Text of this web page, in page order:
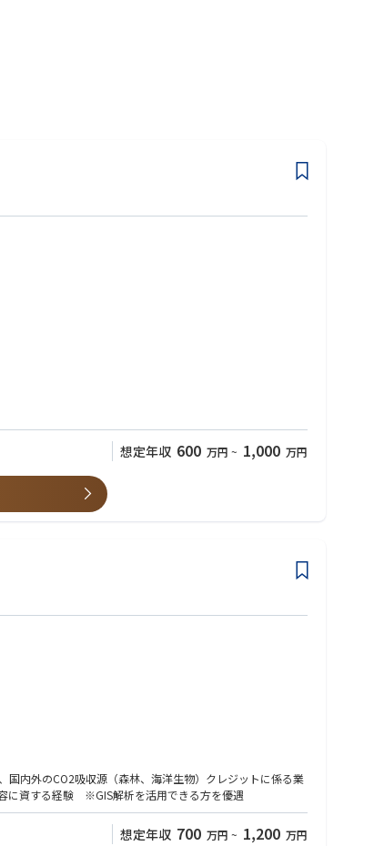
担当いただきます。
こに住む人々の暮らしがあります。
想定年収 600 万円 ~ 1,000 万円
国内外のCO2吸収源（森林、海洋生物）クレジットに係る業
に資する経験 ※GIS解析を活用できる方を優遇
想定年収 700 万円 ~ 1,200 万円